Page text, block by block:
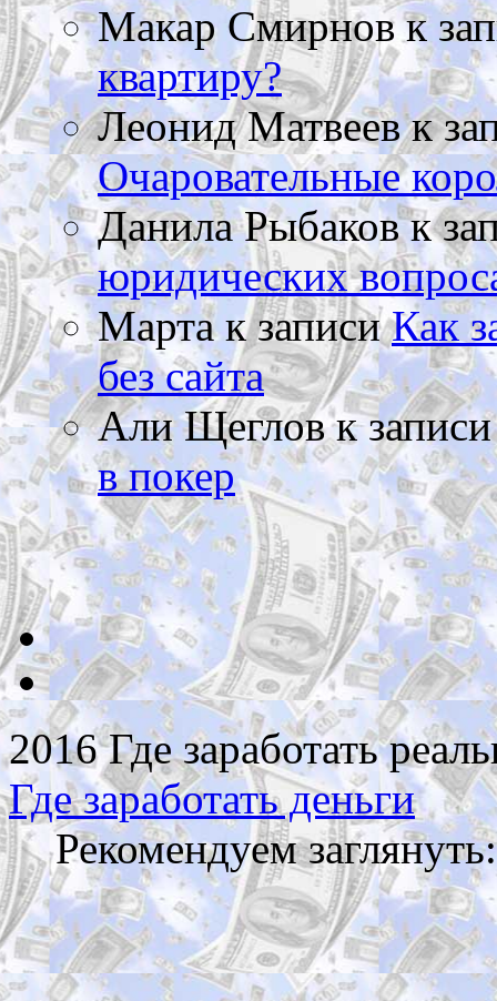
Макар Смирновк
квартиру?
Леонид Матвеевк
Очаровательные
Данила Рыбаковк
юридических
Мартак записиКак
без сайта
Али Щегловк
в покер
2016 Где заработать
Где заработать деньги
Рекомендуем